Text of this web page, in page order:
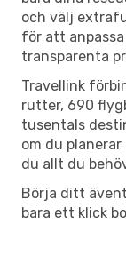
och välj
för att
transparenta
Travellink
rutter, 690
tusentals
om du
du allt du
Börja ditt
bara ett klick